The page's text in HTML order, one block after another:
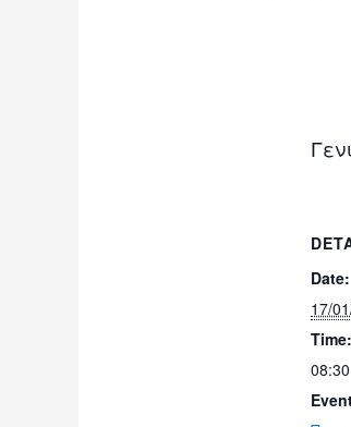
Date:
17/
Time: